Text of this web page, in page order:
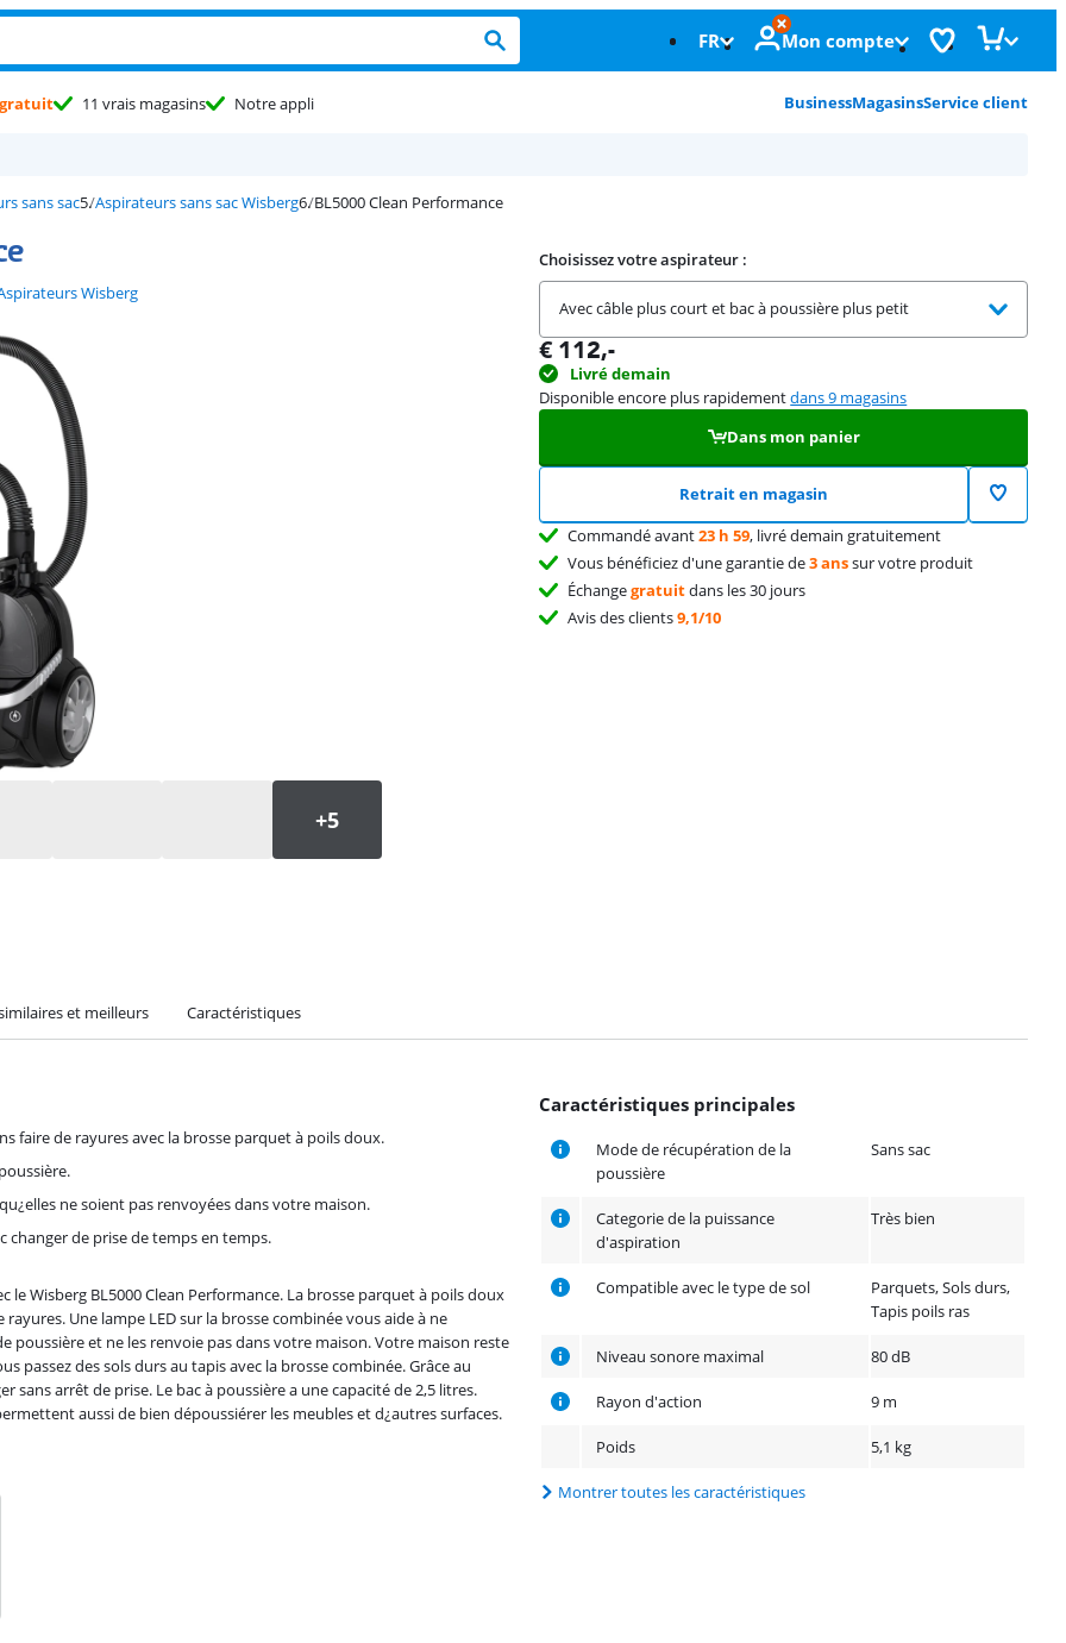
FR Mon compte
gratuit 11 vrais magasins Notre appli BusinessMagasinsService client
sans sac Aspirateurs sans sac Wisberg BL5000 Clean Performance
Wisberg
Choisissez votre aspirateur :
Avec câble plus court et bac à poussière plus petit
€ 112,-
Livré demain
Disponible encore plus rapidementdans 9 magasins
Dans mon panier
Retrait en magasin
Commandé avant23 h 59, livré demain gratuitement
Vous bénéficiez d'une garantie de3 anssur votre produit
Échangegratuitdans les 30 jours
Avis des clients9,1/10
et meilleurs Caractéristiques
Caractéristiques principales
Mode de récupération de la
poussière
Sans sac
Categorie de la puissance
d'aspiration
Très bien
Compatible avec le type de sol
Parquets, Sols durs,
Tapis poils ras
Niveau sonore maximal 80 dB
Rayon d'action 9 m
Poids 5,1 kg
Montrer toutes les caractéristiques
faire de rayures avec la brosse parquet à poils doux.
ne soient pas renvoyées dans votre maison.
changer de prise de temps en temps.
Wisberg BL5000 Clean Performance. La brosse parquet à poils doux
Une lampe LED sur la brosse combinée vous aide à ne
poussière et ne les renvoie pas dans votre maison. Votre maison reste
passez des sols durs au tapis avec la brosse combinée. Grâce au
arrêt de prise. Le bac à poussière a une capacité de 2,5 litres.
aussi de bien dépoussiérer les meubles et d¿autres surfaces.